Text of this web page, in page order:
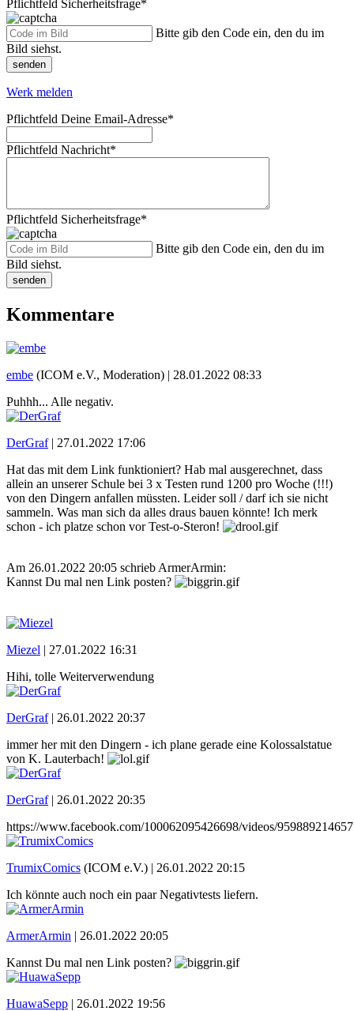
Pflichtfeld Sicherheitsfrage*
Bitte gib den Code ein, den du im
Bild siehst.
senden
Werk melden
Pflichtfeld Deine Email-Adresse*
Pflichtfeld Nachricht*
Pflichtfeld Sicherheitsfrage*
Bitte gib den Code ein, den du im
Bild siehst.
senden
Kommentare
embe (ICOM e.V., Moderation) | 28.01.2022 08:33
Puhhh... Alle negativ.
DerGraf| 27.01.2022 17:06
Hat das mit dem Link funktioniert? Hab mal ausgerechnet, dass
allein an unserer Schule bei 3 x Testen rund 1200 pro Woche (!!!)
von den Dingern anfallen müssten. Leider soll / darf ich sie nicht
sammeln. Was man sich da alles draus bauen könnte! Ich merk
schon - ich platze schon vor Test-o-Steron!
Am 26.01.2022 20:05 schrieb ArmerArmin:
Kannst Du mal nen Link posten?
Miezel | 27.01.2022 16:31
Hihi, tolle Weiterverwendung
DerGraf| 26.01.2022 20:37
immer her mit den Dingern - ich plane gerade eine Kolossalstatue
von K. Lauterbach!
DerGraf| 26.01.2022 20:35
https://www.facebook.com/100062095426698/videos/
TrumixComics (ICOM e.V.) | 26.01.2022 20:15
Ich könnte auch noch ein paar Negativtests liefern.
ArmerArmin | 26.01.2022 20:05
Kannst Du mal nen Link posten?
HuawaSepp | 26.01.2022 19:56